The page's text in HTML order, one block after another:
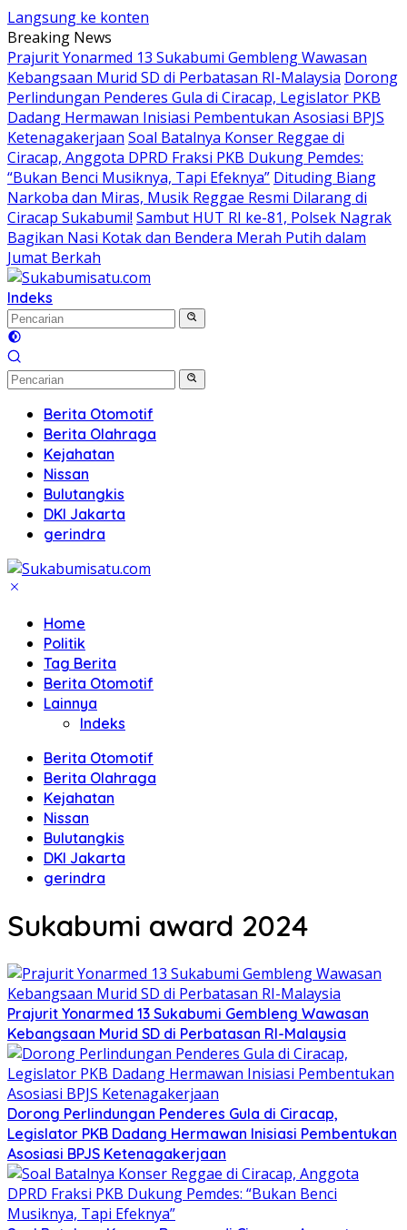
Langsung ke konten
Breaking News
Prajurit Yonarmed 13 Sukabumi Gembleng Wawasan
Kebangsaan Murid SD di Perbatasan RI-Malaysia Dorong
Perlindungan Penderes Gula di Ciracap, Legislator PKB
Dadang Hermawan Inisiasi Pembentukan Asosiasi BPJS
Ketenagakerjaan Soal Batalnya Konser Reggae di
Ciracap, Anggota DPRD Fraksi PKB Dukung Pemdes:
“Bukan Benci Musiknya, Tapi Efeknya” Dituding Biang
Narkoba dan Miras, Musik Reggae Resmi Dilarang di
Ciracap Sukabumi! Sambut HUT RI ke-81, Polsek Nagrak
Bagikan Nasi Kotak dan Bendera Merah Putih dalam
Jumat Berkah
Indeks
Berita Otomotif
Berita Olahraga
Kejahatan
Nissan
Bulutangkis
DKI Jakarta
gerindra
Home
Politik
Tag Berita
Berita Otomotif
Lainnya
Indeks
Berita Otomotif
Berita Olahraga
Kejahatan
Nissan
Bulutangkis
DKI Jakarta
gerindra
Sukabumi award 2024
Prajurit Yonarmed 13 Sukabumi Gembleng Wawasan
Kebangsaan Murid SD di Perbatasan RI-Malaysia
Dorong Perlindungan Penderes Gula di Ciracap,
Legislator PKB Dadang Hermawan Inisiasi Pembentukan
Asosiasi BPJS Ketenagakerjaan